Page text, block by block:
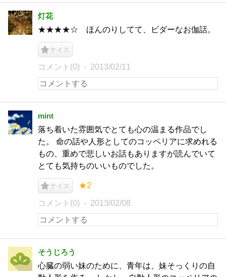
灯花
★★★★☆ ほんのりしてて、ビダーなお伽話。
ナイス
コメント(0) 2013/02/11
mint
落ち着いた雰囲気でとても心の温まる作品でし
た。 命の話や人形としてのコッペリアに求めれる
もの、重めで悲しいお話もありますが読んでいて
とても気持ちのいいものでした。
ナイス ★2
コメント(0) 2013/02/08
そうじろう
心臓の弱い妹のために、青年は、妹そっくりの自